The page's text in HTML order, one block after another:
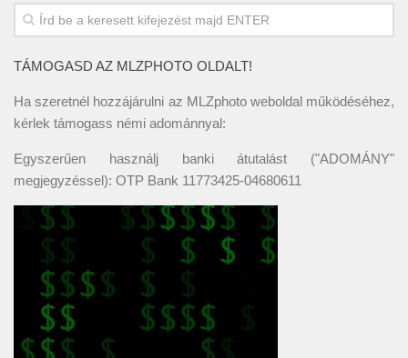
TÁMOGASD AZ MLZPHOTO OLDALT!
Ha szeretnél hozzájárulni az MLZphoto weboldal működéséhez,
kérlek támogass némi adománnyal:
Egyszerűen használj banki átutalást ("ADOMÁNY"
megjegyzéssel): OTP Bank 11773425-04680611